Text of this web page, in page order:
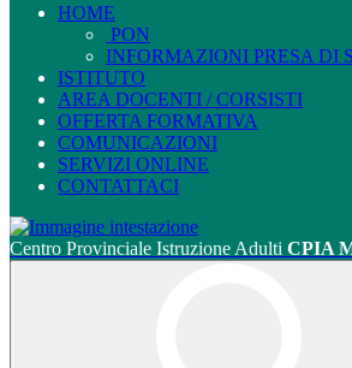
HOME
PON
INFORMAZIONI PRESA DI
ISTITUTO
AREA DOCENTI / CORSISTI
OFFERTA FORMATIVA
COMUNICAZIONI
SERVIZI ONLINE
CONTATTACI
Centro Provinciale Istruzione Adulti CPIA